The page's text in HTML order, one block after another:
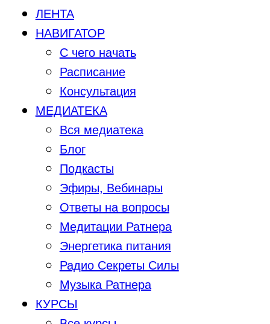
ЛЕНТА
НАВИГАТОР
С чего начать
Расписание
Консультация
МЕДИАТЕКА
Вся медиатека
Блог
Подкасты
Эфиры, Вебинары
Ответы на вопросы
Медитации Ратнера
Энергетика питания
Радио Секреты Силы
Музыка Ратнера
КУРСЫ